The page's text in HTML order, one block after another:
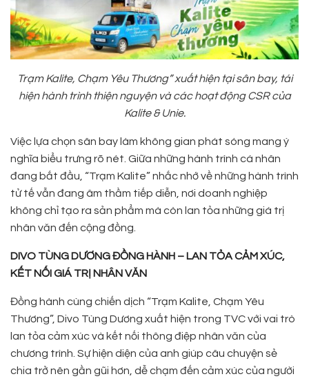
Trạm Kalite, Chạm Yêu Thương” xuất hiện tại sân bay, tái
hiện hành trình thiện nguyện và các hoạt động CSR của
Kalite & Unie.
Việc lựa chọn sân bay làm không gian phát sóng mang ý
nghĩa biểu trưng rõ nét. Giữa những hành trình cá nhân
đang bắt đầu, “Trạm Kalite” nhắc nhớ về những hành trình
tử tế vẫn đang âm thầm tiếp diễn, nơi doanh nghiệp
không chỉ tạo ra sản phẩm mà còn lan tỏa những giá trị
nhân văn đến cộng đồng.
DIVO TÙNG DƯƠNG ĐỒNG HÀNH – LAN TỎA CẢM XÚC,
KẾT NỐI GIÁ TRỊ NHÂN VĂN
Đồng hành cùng chiến dịch “Trạm Kalite, Chạm Yêu
Thương”, Divo Tùng Dương xuất hiện trong TVC với vai trò
lan tỏa cảm xúc và kết nối thông điệp nhân văn của
chương trình. Sự hiện diện của anh giúp câu chuyện sẻ
chia trở nên gần gũi hơn, dễ chạm đến cảm xúc của người